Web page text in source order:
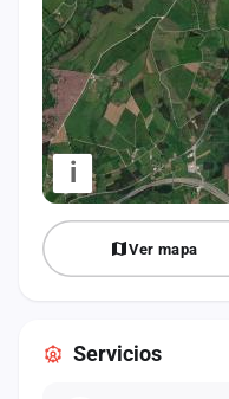
i
Ver mapa
Servicios